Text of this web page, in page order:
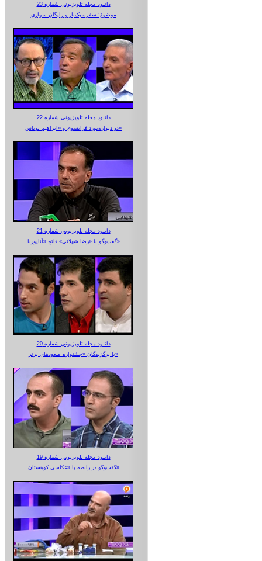
دانلود مجله تلویزیونی شماره 23
موضوع: سفرسبک‌بار و رایگان سواری
دانلود مجله تلویزیونی شماره 22
دو دیواره‌نورد فرانسوی و «ابراهیم نوتاش»
دانلود مجله تلویزیونی شماره 21
گفت‌وگو با «رضا شهلائی» فاتح «آناپورنا»
دانلود مجله تلویزیونی شماره 20
با برگزیدگان «جشنواره صعودهای برتر»
دانلود مجله تلویزیونی شماره 19
گفت‌وگو در رابطه با «عکاسی کوهستان»